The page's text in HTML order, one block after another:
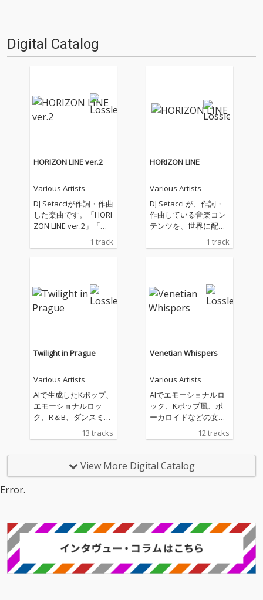
Digital Catalog
HORIZON LINE ver.2
Various Artists
DJ Setacciが作詞・作曲
した楽曲です。「HORI
ZON LINE ver.2」「水
として、配信いたしま
境とともに生きること
の大切さに、想いを込
めて創りました。
1 track
HORIZON LINE
Various Artists
DJ Setacci が、作詞・
作曲している音楽コン
テンツを、世界に配信
しています。主なジャ
ンルは、House、R&
1 track
Twilight in Prague
Various Artists
AIで生成したKポップ、
エモーショナルロッ
ク、R＆B、ダンスミュ
ージックの曲を配信し
ています。私の生成し
入りの曲になることを
願っています。
13 tracks
Venetian Whispers
Various Artists
AIでエモーショナルロ
ック、Kポップ風、ボ
ーカロイドなどの女性
す。基本的に英語で、
きなので幅広く、あな
たの生活の中に溶け込
12 tracks
View More Digital Catalog
Error.